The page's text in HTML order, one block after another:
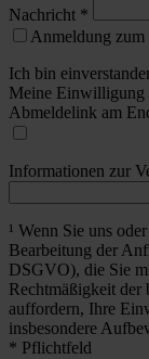
Nachricht *
Anmeldung
Ich bin
Meine Einwilligung
Abmeldelink am
Informationen zur
¹ Wenn Sie uns
Bearbeitung der
DSGVO), die Sie
Rechtmäßigkeit
auffordern, Ihre
insbesondere
* Pflichtfeld